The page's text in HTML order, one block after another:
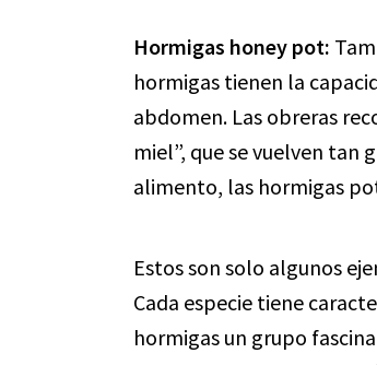
Hormigas honey pot:
hormigas tienen la
abdomen. Las obreras
miel”, que se vuelven tan
alimento, las hormigas
Estos son solo algunos
Cada especie tiene
hormigas un grupo